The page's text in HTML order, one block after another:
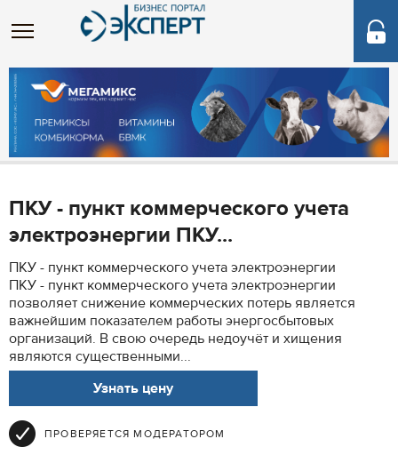
ПКУ - пункт коммерческого учета
электроэнергии ПКУ...
ПКУ - пункт коммерческого учета электроэнергии
ПКУ - пункт коммерческого учета электроэнергии
позволяет снижение коммерческих потерь является
важнейшим показателем работы энергосбытовых
организаций. В свою очередь недоучёт и хищения
являются существенными...
Узнать цену
ПРОВЕРЯЕТСЯ МОДЕРАТОРОМ